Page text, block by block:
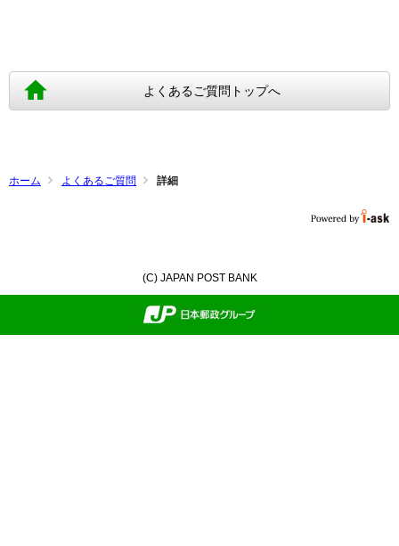
よくあるご質問トップへ
ホーム よくあるご質問 詳細
(C) JAPAN POST BANK